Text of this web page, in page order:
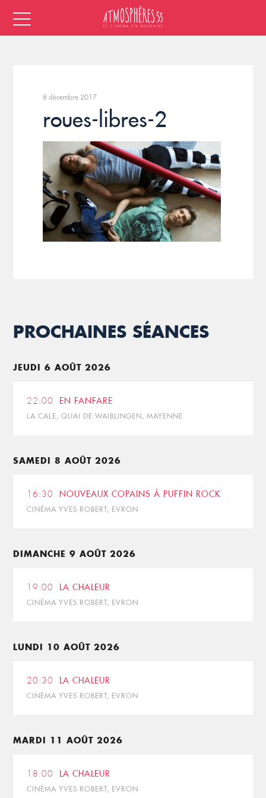
8 décembre 2017
roues-libres-2
PROCHAINES SÉANCES
JEUDI 6 AOÛT 2026
22:00 EN FANFARE
LA CALE, QUAI DE WAIBLINGEN, MAYENNE
SAMEDI 8 AOÛT 2026
16:30 NOUVEAUX COPAINS À PUFFIN ROCK
CINÉMA YVES ROBERT, EVRON
DIMANCHE 9 AOÛT 2026
19:00 LA CHALEUR
CINÉMA YVES ROBERT, EVRON
LUNDI 10 AOÛT 2026
20:30 LA CHALEUR
CINÉMA YVES ROBERT, EVRON
MARDI 11 AOÛT 2026
18:00 LA CHALEUR
CINÉMA YVES ROBERT, EVRON